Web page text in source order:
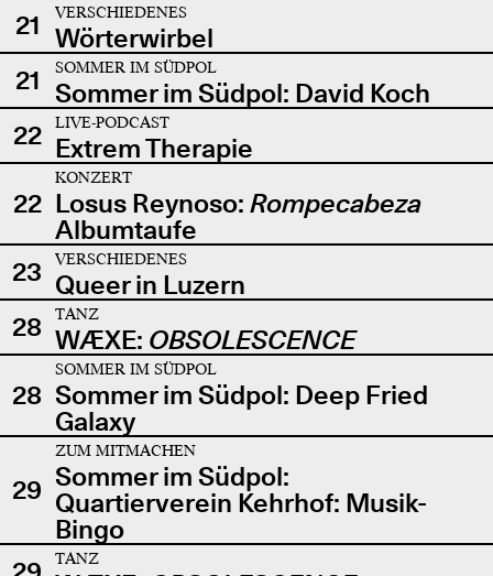
21
VERSCHIEDENES
Wörterwirbel
21
SOMMER IM SÜDPOL
Sommer im Südpol: David Koch
22
LIVE-PODCAST
Extrem Therapie
22
KONZERT
Losus Reynoso: Rompecabeza
Albumtaufe
23
VERSCHIEDENES
Queer in Luzern
28
TANZ
WÆXE: OBSOLESCENCE
28
SOMMER IM SÜDPOL
Sommer im Südpol: Deep Fried
Galaxy
29
ZUM MITMACHEN
Sommer im Südpol:
Quartierverein Kehrhof: Musik-
Bingo
TANZ